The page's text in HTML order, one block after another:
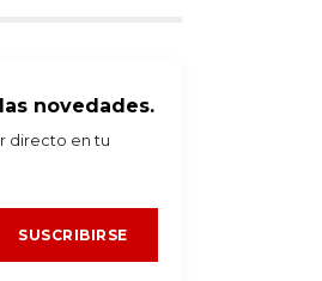
novedades.
directo en tu
SUSCRIBIRSE